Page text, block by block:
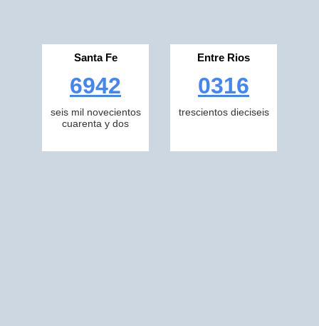
Santa Fe
6942
seis mil novecientos
cuarenta y dos
Entre Rios
0316
trescientos dieciseis